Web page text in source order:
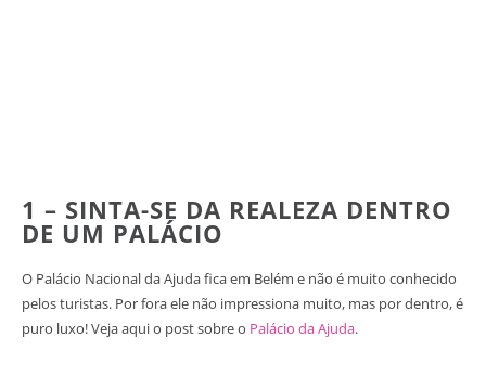
1 – SINTA-SE DA REALEZA DENTRO
DE UM PALÁCIO
O Palácio Nacional da Ajuda fica em Belém e não é muito conhecido
pelos turistas. Por fora ele não impressiona muito, mas por dentro, é
puro luxo! Veja aqui o post sobre o Palácio da Ajuda.